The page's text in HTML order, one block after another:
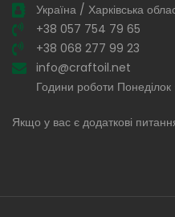
Україна / Харківська
+38 057 754 79 65
+38 068 277 99 23
info@craftoil.net
Години роботи
Якщо у вас є додаткові